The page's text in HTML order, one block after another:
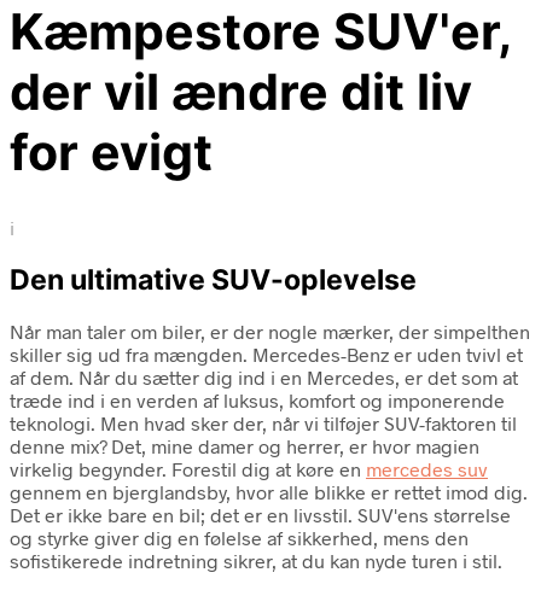
Kæmpestore SUV'er,
der vil ændre dit liv
for evigt
i
Den ultimative SUV-oplevelse
Når man taler om biler, er der nogle mærker, der simpelthen
skiller sig ud fra mængden. Mercedes-Benz er uden tvivl et
af dem. Når du sætter dig ind i en Mercedes, er det som at
træde ind i en verden af luksus, komfort og imponerende
teknologi. Men hvad sker der, når vi tilføjer SUV-faktoren til
denne mix? Det, mine damer og herrer, er hvor magien
virkelig begynder. Forestil dig at køre en mercedes suv
gennem en bjerglandsby, hvor alle blikke er rettet imod dig.
Det er ikke bare en bil; det er en livsstil. SUV'ens størrelse
og styrke giver dig en følelse af sikkerhed, mens den
sofistikerede indretning sikrer, at du kan nyde turen i stil.